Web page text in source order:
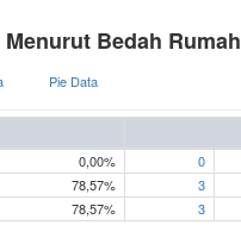
Bedah Rumah
Pie Data
0,00% 0
78,57% 3
78,57% 3